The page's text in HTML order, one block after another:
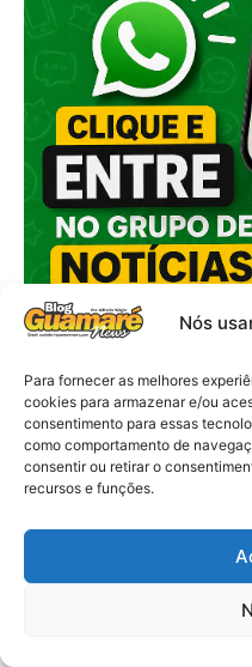
Nós
Para fornecer as melhores
cookies para armazenar e/ou
consentimento para essas
como comportamento de
consentir ou retirar o
recursos e funções.